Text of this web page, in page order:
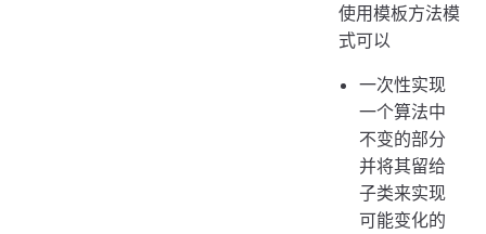
使用模板方法模
式可以
一次性实现
一个算法中
不变的部分
并将其留给
子类来实现
可能变化的